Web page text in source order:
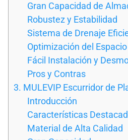
Gran Capacidad de
Robustez y Estabilidad
Sistema de Drenaje
Optimización del Espacio
Fácil Instalación y
Pros y Contras
3. MULEVIP Escurridor de
Introducción
Características
Material de Alta Calidad